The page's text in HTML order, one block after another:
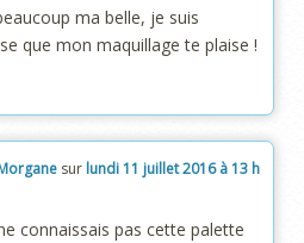
ma belle, je suis
que mon maquillage te plaise !
sur lundi 11 juillet 2016 à 13 h
connaissais pas cette palette